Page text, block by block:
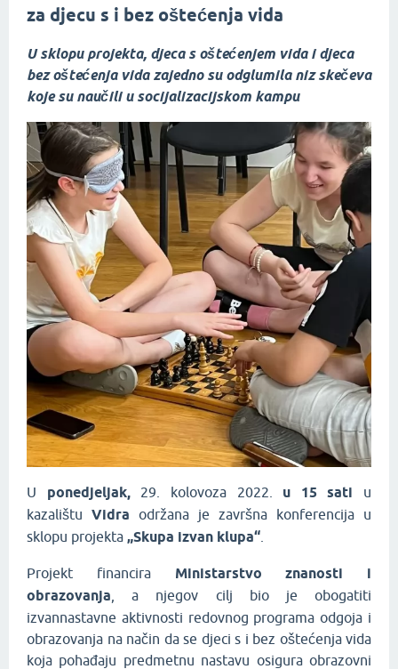
za djecu s i bez oštećenja vida
U sklopu projekta, djeca s oštećenjem vida i djeca
bez oštećenja vida zajedno su odglumila niz skečeva
koje su naučili u socijalizacijskom kampu
U ponedjeljak, 29. kolovoza 2022. u 15 sati u
kazalištu Vidra održana je završna konferencija u
sklopu projekta „Skupa izvan klupa“
Projekt financira Ministarstvo znanosti i
obrazovanja , a njegov cilj bio je obogatiti
izvannastavne aktivnosti redovnog programa odgoja i
obrazovanja na način da se djeci s i bez oštećenja vida
koja pohađaju predmetnu nastavu osigura obrazovni